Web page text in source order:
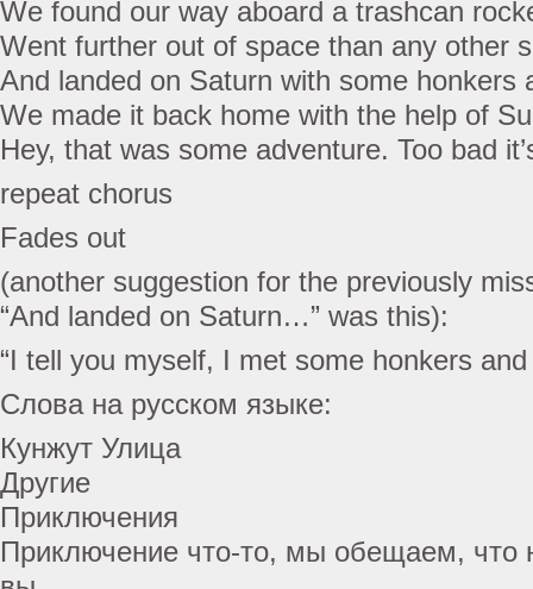
We found our way aboard a trashcan
Went further out of space than any other
And landed on Saturn with some honkers
We made it back home with the help of
Hey, that was some adventure. Too bad
repeat chorus
Fades out
(another suggestion for the previously
“And landed on Saturn…” was this):
“I tell you myself, I met some honkers and
Слова на русском языке:
Кунжут Улица
Другие
Приключения
Приключение что-то, мы обещаем, что